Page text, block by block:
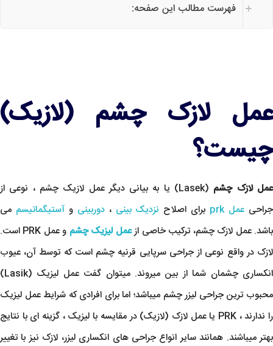
فهرست مطالب این صفحه:
عمل لازک چشم (لازیک)
چیست؟
عمل لازک چشم
(Lasek) یا به بیانی دیگر عمل لازیک چشم ، نوعی از
جراحی عمل prk برای اصلاح نزدیک بینی ،دوربینی وآستیگماتیسم می
باشد. عمل لازک چشم، ترکیب خاصی ازعمل لیزیک چشم
و عمل PRK است.
لازک در واقع نوعی از جراحی سرپایی قرنیه چشم است که توسط آن، عیوب
انکساری چشمان شما از بین میروند. میتوان گفت عمل لیزیک (Lasik)
محبوب ترین جراحی لیزر چشم میباشد؛ اما برای افرادی که شرایط عمل لیزیک
را ندارند ، PRK یا عمل لازک (لازیک) در مقایسه با لیزیک ، گزینه ای با نتایج
بهتر میباشند. همانند سایر انواع جراحی های انکساری لیزر، لازک نیز با تغییر